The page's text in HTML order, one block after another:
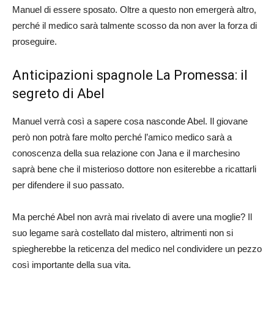
Manuel di essere sposato. Oltre a questo non emergerà altro,
perché il medico sarà talmente scosso da non aver la forza di
proseguire.
Anticipazioni spagnole La Promessa: il
segreto di Abel
Manuel verrà così a sapere cosa nasconde Abel. Il giovane
però non potrà fare molto perché l’amico medico sarà a
conoscenza della sua relazione con Jana e il marchesino
saprà bene che il misterioso dottore non esiterebbe a ricattarli
per difendere il suo passato.
Ma perché Abel non avrà mai rivelato di avere una moglie? Il
suo legame sarà costellato dal mistero, altrimenti non si
spiegherebbe la reticenza del medico nel condividere un pezzo
così importante della sua vita.